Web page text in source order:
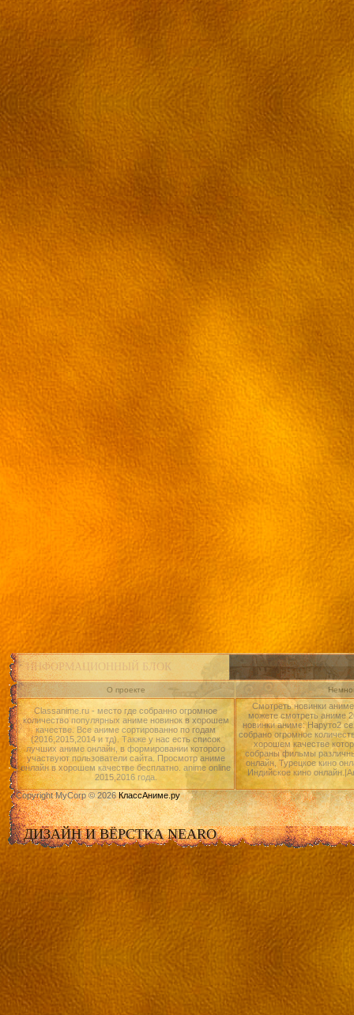
ИНФОРМАЦИОННЫЙ БЛОК
О проекте
Classanime.ru - место где собранно огромное
количество популярных аниме новинок в хорошем
качестве. Все аниме сортированно по годам
(2016,2015,2014 и тд). Также у нас есть список
лучших аниме онлайн, в формировании которого
участвуют пользователи сайта. Просмотр аниме
онлайн в хорошем качестве бесплатно. anime online
2015,2016 года.
Смотреть новинки
можете смотреть аниме
новинки аниме: Наруто2
собрано огромное
хорошем качестве
собраны фильмы
онлайн, Турецкое кино
Индийское кино
Copyright MyCorp © 2026КлассАниме.ру
ДИЗАЙН И ВЁРСТКА NEARO